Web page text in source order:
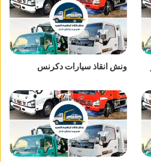
ونش انقاذ سيارات دكرنس